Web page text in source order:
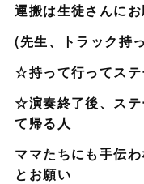
運搬は生徒さんに
(先生、トラック持
☆持って行ってステ
☆演奏終了後、ステ
て帰る人
ママたちにも手伝
とお願い